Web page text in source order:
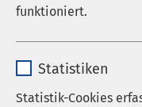
funktioniert.
Anbieter
Statistiken
Statistik-Cookies